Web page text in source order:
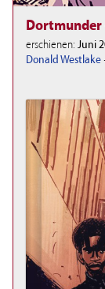
Dortmunder
erschienen: Juni
Donald Westlake ·